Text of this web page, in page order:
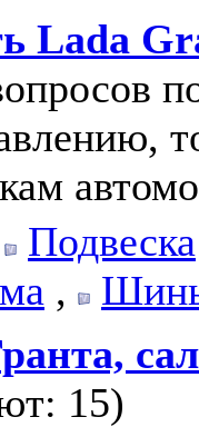
Lada
Подвеска
,
15)